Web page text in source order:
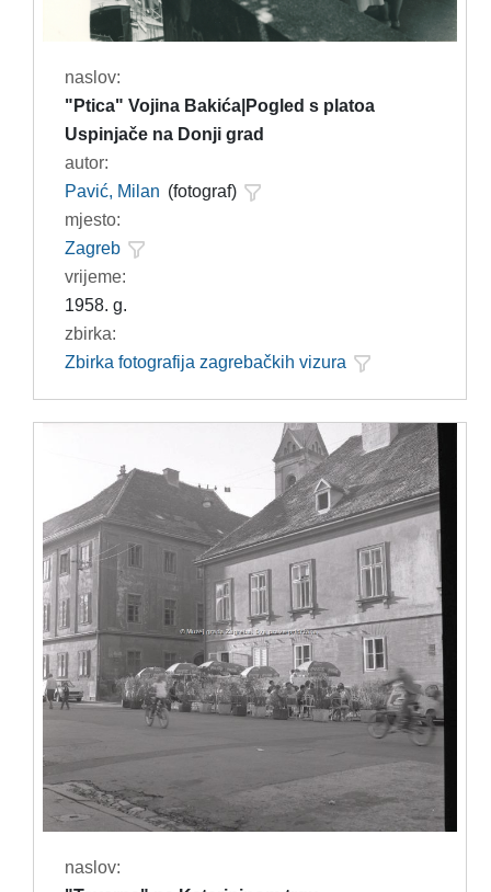
naslov:
"Ptica" Vojina Bakića|Pogled s platoa
Uspinjače na Donji grad
autor:
Pavić, Milan (fotograf)
mjesto:
Zagreb
vrijeme:
1958. g.
zbirka:
Zbirka fotografija zagrebačkih vizura
naslov: